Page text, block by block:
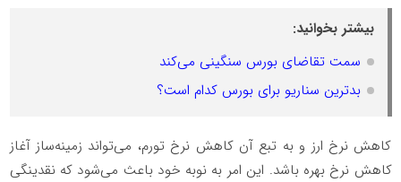
بیشتر بخوانید:
سمت تقاضای بورس سنگینی می‌کند
بدترین سناریو برای بورس کدام است؟
کاهش نرخ ارز و به تبع آن کاهش نرخ تورم، می‌تواند زمینه‌ساز آغاز
کاهش نرخ بهره باشد. این امر به نوبه خود باعث می‌شود که نقدینگی